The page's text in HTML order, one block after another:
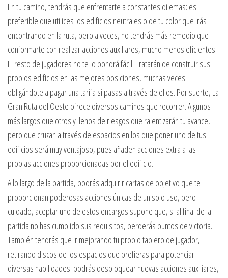
En tu camino, tendrás que enfrentarte a constantes dilemas: es
preferible que utilices los edificios neutrales o de tu color que irás
encontrando en la ruta, pero a veces, no tendrás más remedio que
conformarte con realizar acciones auxiliares, mucho menos eficientes.
El resto de jugadores no te lo pondrá fácil. Tratarán de construir sus
propios edificios en las mejores posiciones, muchas veces
obligándote a pagar una tarifa si pasas a través de ellos. Por suerte, La
Gran Ruta del Oeste ofrece diversos caminos que recorrer. Algunos
más largos que otros y llenos de riesgos que ralentizarán tu avance,
pero que cruzan a través de espacios en los que poner uno de tus
edificios será muy ventajoso, pues añaden acciones extra a las
propias acciones proporcionadas por el edificio.
A lo largo de la partida, podrás adquirir cartas de objetivo que te
proporcionan poderosas acciones únicas de un solo uso, pero
cuidado, aceptar uno de estos encargos supone que, si al final de la
partida no has cumplido sus requisitos, perderás puntos de victoria.
También tendrás que ir mejorando tu propio tablero de jugador,
retirando discos de los espacios que prefieras para potenciar
diversas habilidades: podrás desbloquear nuevas acciones auxiliares,